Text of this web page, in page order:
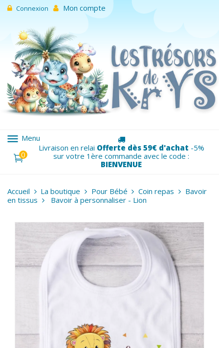
Connexion Mon compte
menu Menu
0
Livraison en relai Offerte dès 59€ d'achat -5%
sur votre 1ère commande avec le code :
BIENVENUE
Accueil La boutique Pour Bébé Coin repas
Bavoir
en tissus
Bavoir à personnaliser - Lion